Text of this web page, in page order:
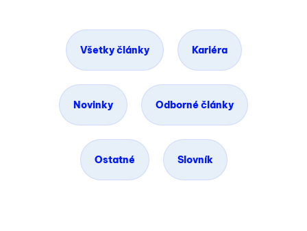
Všetky články Kariéra
Novinky Odborné články
Ostatné Slovník